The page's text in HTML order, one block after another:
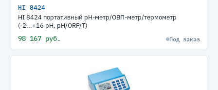
HI 8424
HI 8424 портативный рН-метр/ОВП-метр/термометр
(-2...+16 pH, pH/ORP/T)
98 167 руб. Под заказ